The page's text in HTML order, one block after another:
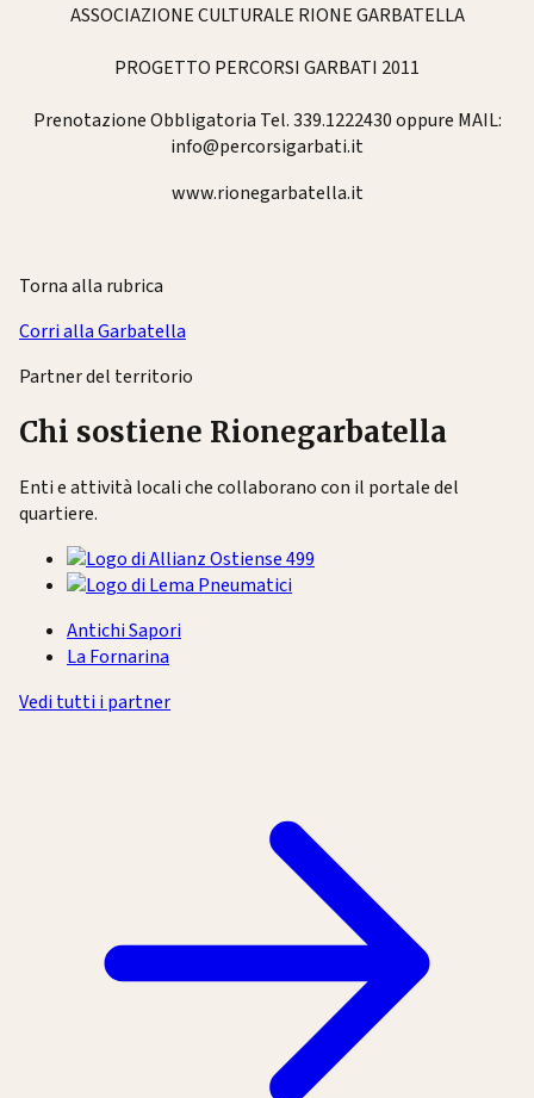
ASSOCIAZIONE CULTURALE RIONE GARBATELLA
PROGETTO PERCORSI GARBATI 2011
Prenotazione Obbligatoria Tel. 339.1222430 oppure MAIL:
info@percorsigarbati.it
www.rionegarbatella.it
Torna alla rubrica
Corri alla Garbatella
Partner del territorio
Chi sostiene Rionegarbatella
Enti e attività locali che collaborano con il portale del
quartiere.
Antichi Sapori
La Fornarina
Vedi tutti i partner